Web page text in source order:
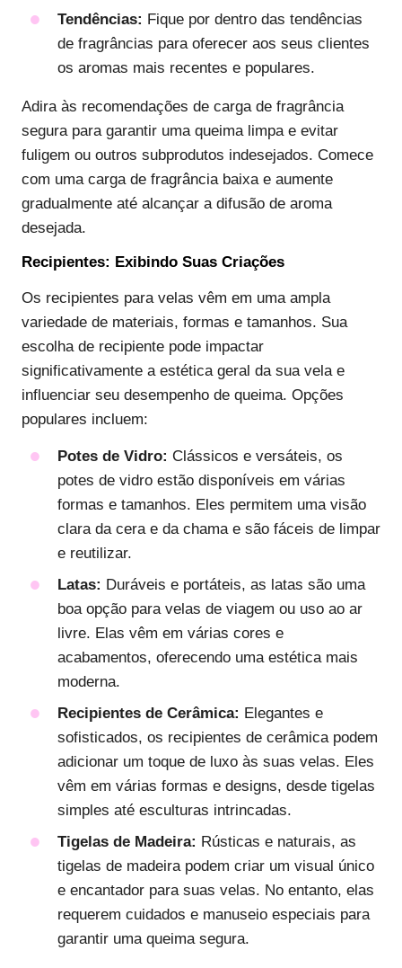
Tendências: Fique por dentro das tendências
de fragrâncias para oferecer aos seus clientes
os aromas mais recentes e populares.
Adira às recomendações de carga de fragrância
segura para garantir uma queima limpa e evitar
fuligem ou outros subprodutos indesejados. Comece
com uma carga de fragrância baixa e aumente
gradualmente até alcançar a difusão de aroma
desejada.
Recipientes: Exibindo Suas Criações
Os recipientes para velas vêm em uma ampla
variedade de materiais, formas e tamanhos. Sua
escolha de recipiente pode impactar
significativamente a estética geral da sua vela e
influenciar seu desempenho de queima. Opções
populares incluem:
Potes de Vidro: Clássicos e versáteis, os
potes de vidro estão disponíveis em várias
formas e tamanhos. Eles permitem uma visão
clara da cera e da chama e são fáceis de limpar
e reutilizar.
Latas: Duráveis e portáteis, as latas são uma
boa opção para velas de viagem ou uso ao ar
livre. Elas vêm em várias cores e
acabamentos, oferecendo uma estética mais
moderna.
Recipientes de Cerâmica: Elegantes e
sofisticados, os recipientes de cerâmica podem
adicionar um toque de luxo às suas velas. Eles
vêm em várias formas e designs, desde tigelas
simples até esculturas intrincadas.
Tigelas de Madeira: Rústicas e naturais, as
tigelas de madeira podem criar um visual único
e encantador para suas velas. No entanto, elas
requerem cuidados e manuseio especiais para
garantir uma queima segura.